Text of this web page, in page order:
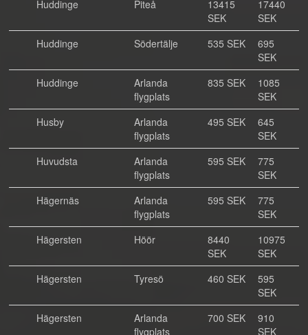
Huddinge
Piteå
13415
SEK
17440
SEK
Huddinge
Södertälje 535 SEK
695
SEK
Huddinge
Arlanda
flygplats
835 SEK
1085
SEK
Husby
Arlanda
flygplats
495 SEK
645
SEK
Huvudsta
Arlanda
flygplats
595 SEK
775
SEK
Hägernäs
Arlanda
flygplats
595 SEK
775
SEK
Hägersten
Höör
8440
SEK
10975
SEK
Hägersten
Tyresö 460 SEK
595
SEK
Hägersten
Arlanda
flygplats
700 SEK
910
SEK